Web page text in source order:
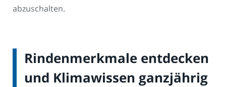
abzuschalten.
Rindenmerkmale entdecken
und Klimawissen ganzjährig